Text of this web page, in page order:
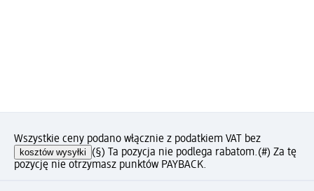
Wszystkie ceny podano włącznie z podatkiem VAT bez
kosztów wysyłki (§) Ta pozycja nie podlega rabatom.(#) Za tę
pozycję nie otrzymasz punktów PAYBACK.